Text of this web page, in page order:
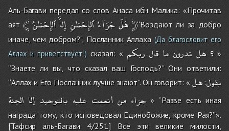
Аль-Багави передал со слов Анаса ибн Малика: «Прочитав
аят ﴾ هَلْ جَزَآءُٱلإِحْسَٰنِ إِلاَّٱلإِحْسَٰنُ ﴿‘‘Воздают ли за добро
иначе, чем добром?’’, Посланник Аллаха(Да благословит его
Аллах и приветствует!)сказал: « ؟ هل تدرون ما قال ربكم
»
‘‘Знаете ли вы, что сказал ваш Господь?’’ Они ответили:
‘‘Аллах и Его Посланник лучше знают’’. Он говорит: «
يقول:هل
جزاء من أنعمت عليه بالتوحيد إلا الجنة
» ‘‘Разве есть иная
награда тому, кто исповедовал Единобожие, кроме Рая?’’».
[Тафсир аль-Багави 4/251] Все эти великие милости,